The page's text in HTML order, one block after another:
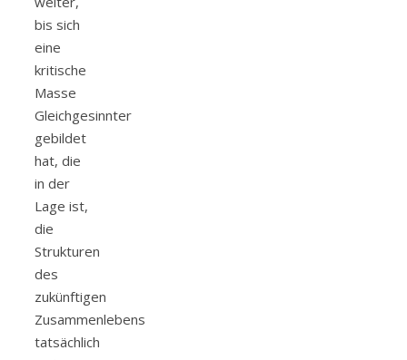
bis sich
eine
kritische
Masse
Gleichgesinnter
gebildet
hat, die
in der
Lage ist,
die
Strukturen
des
zukünftigen
Zusammenlebens
tatsächlich